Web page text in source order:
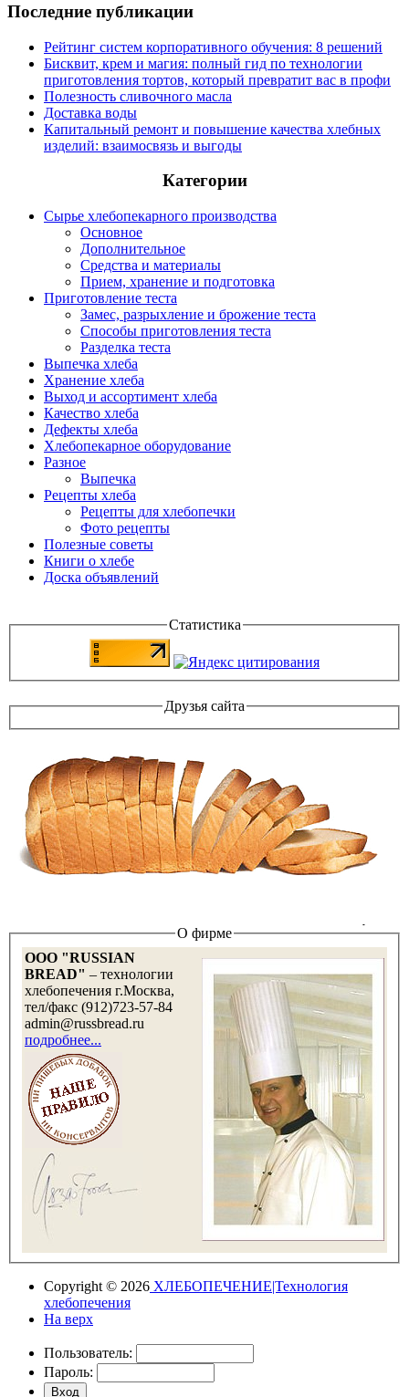
Последние публикации
Рейтинг систем корпоративного обучения: 8 решений
Бисквит, крем и магия: полный гид по технологии
приготовления тортов, который превратит вас в профи
Полезность сливочного масла
Доставка воды
Капитальный ремонт и повышение качества хлебных
изделий: взаимосвязь и выгоды
Категории
Сырье хлебопекарного производства
Основное
Дополнительное
Средства и материалы
Прием, хранение и подготовка
Приготовление теста
Замес, разрыхление и брожение теста
Способы приготовления теста
Разделка теста
Выпечка хлеба
Хранение хлеба
Выход и ассортимент хлеба
Качество хлеба
Дефекты хлеба
Хлебопекарное оборудование
Разное
Выпечка
Рецепты хлеба
Рецепты для хлебопечки
Фото рецепты
Полезные советы
Книги о хлебе
Доска объявлений
Статистика
Друзья сайта
О фирме
OOO "RUSSIAN
BREAD" – технологии
хлебопечения г.Москва,
тел/факс (912)723-57-84
admin@russbread.ru
подробнее...
Copyright © 2026 ХЛЕБОПЕЧЕНИЕ|Технология
хлебопечения
На верх
Пользователь:
Пароль: